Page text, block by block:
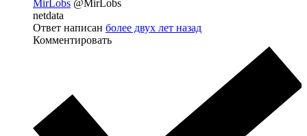
MirLobs @MirLobs
netdata
Ответ написан более двух лет назад
Комментировать